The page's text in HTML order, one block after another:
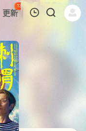
更新
134
热榜 APP